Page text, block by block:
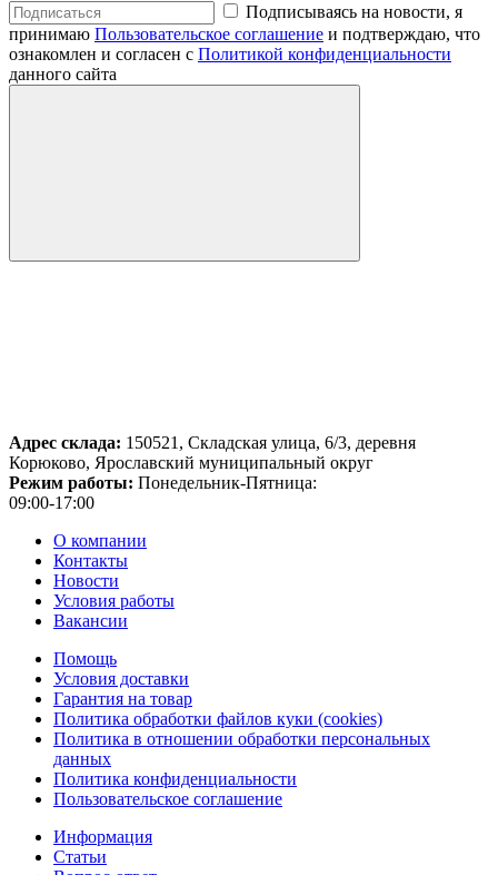
Подписываясь на новости, я
принимаю Пользовательское соглашение и подтверждаю, что
ознакомлен и согласен с Политикой конфиденциальности
данного сайта
Адрес склада: 150521, Складская улица, 6/3, деревня
Корюково, Ярославский муниципальный округ
Режим работы: Понедельник-Пятница:
09:00-17:00
О компании
Контакты
Новости
Условия работы
Вакансии
Помощь
Условия доставки
Гарантия на товар
Политика обработки файлов куки (cookies)
Политика в отношении обработки персональных
данных
Политика конфиденциальности
Пользовательское соглашение
Информация
Статьи